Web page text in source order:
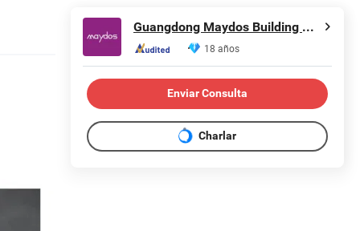
Guangdong Maydos Building Materials Limited Company
18 años
Enviar Consulta
Charlar